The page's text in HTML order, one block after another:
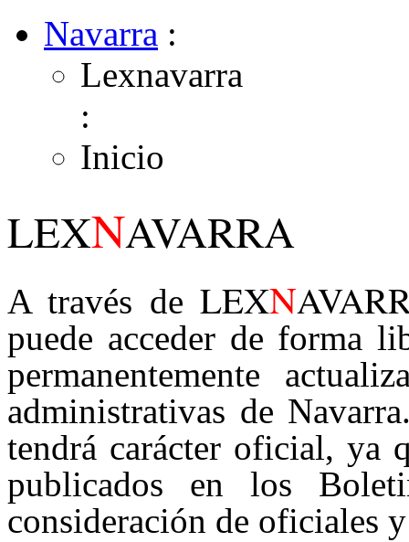
Navarra :
Lexnavarra
:
Inicio
LEXNAVARRA
A través de LEXN
puede acceder de forma
permanentemente
administrativas de
tendrá carácter oficial, ya
publicados en los
consideración de oficiales